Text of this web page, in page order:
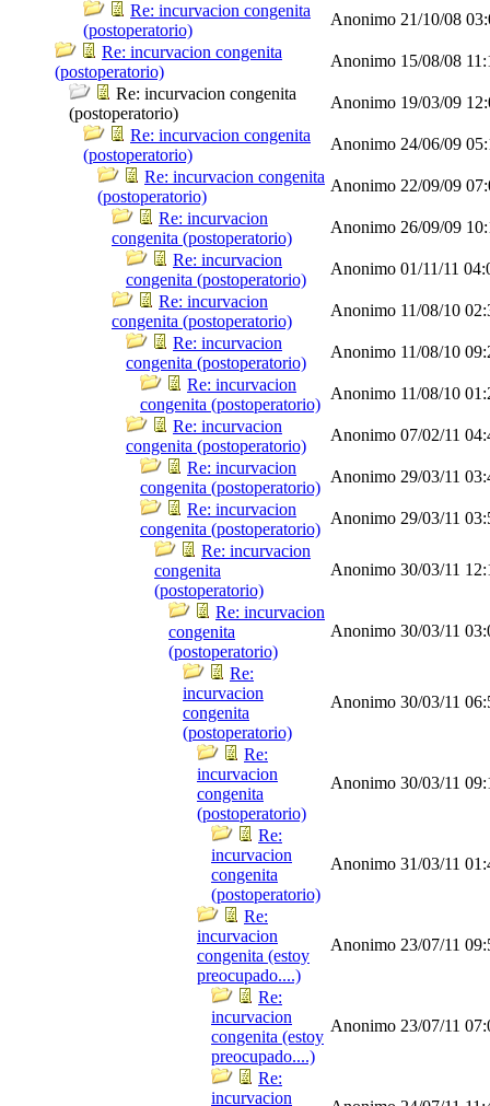
Re: incurvacion congenita
(postoperatorio)
Anonimo 21/10/08
Re: incurvacion congenita
(postoperatorio)
Anonimo 15/08/08
Re: incurvacion congenita
(postoperatorio)
Anonimo 19/03/09
Re: incurvacion congenita
(postoperatorio)
Anonimo 24/06/09
Re: incurvacion congenita
(postoperatorio)
Anonimo 22/09/09
Re: incurvacion
congenita (postoperatorio)
Anonimo 26/09/09
Re: incurvacion
congenita (postoperatorio)
Anonimo 01/11/11
Re: incurvacion
congenita (postoperatorio)
Anonimo 11/08/10
Re: incurvacion
congenita (postoperatorio)
Anonimo 11/08/10
Re: incurvacion
congenita (postoperatorio)
Anonimo 11/08/10
Re: incurvacion
congenita (postoperatorio)
Anonimo 07/02/11
Re: incurvacion
congenita (postoperatorio)
Anonimo 29/03/11
Re: incurvacion
congenita (postoperatorio)
Anonimo 29/03/11
Re: incurvacion
congenita
(postoperatorio)
Anonimo 30/03/11
Re: incurvacion
congenita
(postoperatorio)
Anonimo 30/03/11
Re:
incurvacion
congenita
(postoperatorio)
Anonimo 30/03/11
Re:
incurvacion
congenita
(postoperatorio)
Anonimo 30/03/11
Re:
incurvacion
congenita
(postoperatorio)
Anonimo 31/03/11
Re:
incurvacion
congenita (estoy
preocupado....)
Anonimo 23/07/11
Re:
incurvacion
congenita (estoy
preocupado....)
Anonimo 23/07/11
Re:
incurvacion